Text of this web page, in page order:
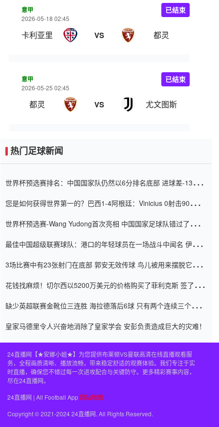
意甲
2026-05-18 02:45
卡利亚里 VS 都灵
已结束
意甲
2026-05-25 02:45
都灵 VS 尤文图斯
已结束
热门足球新闻
世界杯预选赛排名：中国国家队仍然以6分排名底部 进球差-13令人
您是如何获得世界第一的？巴西1-4阿根廷：Vinicius 0射击90分钟
世界杯预选赛-Wang Yudong首次亮相 中国国家足球队错过了世界
最佳中国超级联赛球队：港口的年轻球员在一场战斗中闻名 伊万放
3场比赛中有23张射门在底部 郭安无效传球 鸟儿被用来摆脱它
花钱找麻烦！切尔西以5200万美元的价格购买了菲利克斯 签了7年
缺少英超联赛金靴位三连胜 海拉德落后6球 只有两个连续三个连续
皇家马德里令人兴奋地消除了皇家学会 安彭负责造成巨大的灾难！
24直播网【★安娜小姐★】为您提供布莱顿VS曼联高清在线直播观看服
务，全程画质清晰、播放流畅，带来稳定舒适的观赛体验。我们专注于实
时直播，确保您不错过每一次进攻配合与关键防守。更多精彩赛事内容，
尽在24直播网。
24直播网 | All Football App 网站地图
Copyright © 2021-2024 24直播网. All Rights Reserved.